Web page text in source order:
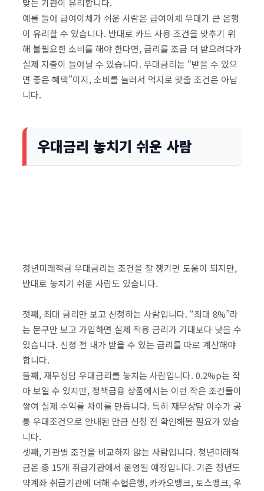
맞는 기관이 유리합니다.
예를 들어 급여이체가 쉬운 사람은 급여이체 우대가 큰 은행
이 유리할 수 있습니다. 반대로 카드 사용 조건을 맞추기 위
해 불필요한 소비를 해야 한다면, 금리를 조금 더 받으려다가
실제 지출이 늘어날 수 있습니다. 우대금리는 “받을 수 있으
면 좋은 혜택”이지, 소비를 늘려서 억지로 맞출 조건은 아닙
니다.
우대금리 놓치기 쉬운 사람
청년미래적금 우대금리는 조건을 잘 챙기면 도움이 되지만,
반대로 놓치기 쉬운 사람도 있습니다.
첫째, 최대 금리만 보고 신청하는 사람입니다. “최대 8%”라
는 문구만 보고 가입하면 실제 적용 금리가 기대보다 낮을 수
있습니다. 신청 전 내가 받을 수 있는 금리를 따로 계산해야
합니다.
둘째, 재무상담 우대금리를 놓치는 사람입니다. 0.2%p는 작
아 보일 수 있지만, 정책금융 상품에서는 이런 작은 조건들이
쌓여 실제 수익률 차이를 만듭니다. 특히 재무상담 이수가 공
통 우대조건으로 안내된 만큼 신청 전 확인해볼 필요가 있습
니다.
셋째, 기관별 조건을 비교하지 않는 사람입니다. 청년미래적
금은 총 15개 취급기관에서 운영될 예정입니다. 기존 청년도
약계좌 취급기관에 더해 수협은행, 카카오뱅크, 토스뱅크, 우